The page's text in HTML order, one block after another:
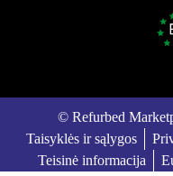
© Refurbed
Taisyklės ir sąlygos
Teisinė informacija